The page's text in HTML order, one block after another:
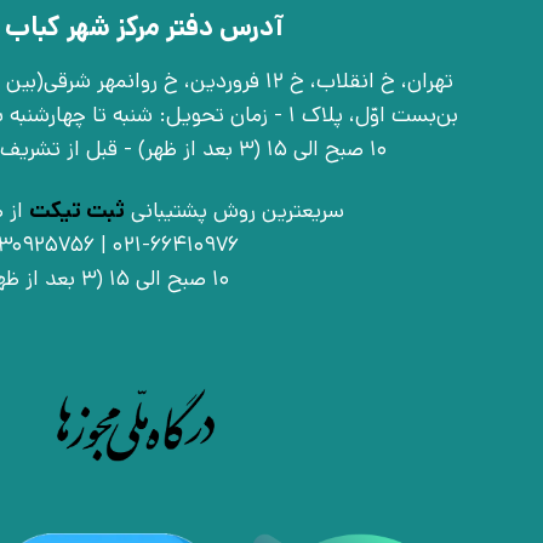
آدرس دفتر مرکز شهر
بن‌بست اوّل، پلاک 1 - زمان تحویل: شنبه
10 صبح الی 15 (3 بعد از ظهر) - قبل از تشریف آوردن تماس بگیرید
سریعترین روش پشتیبانی ثبت تیکت
10 صبح الی 15 (3 بعد از ظهر)